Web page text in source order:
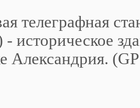
телеграфная
- историческое
Александрия.